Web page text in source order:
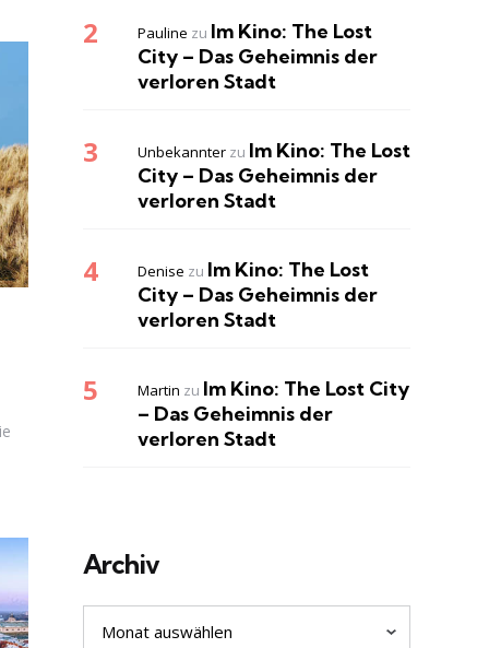
Pauline zu Im Kino: The Lost
City – Das Geheimnis der
verloren Stadt
Unbekannter zu Im Kino: The Lost
City – Das Geheimnis der
verloren Stadt
Denise zu Im Kino: The Lost
City – Das Geheimnis der
verloren Stadt
Martin zu Im Kino: The Lost City
– Das Geheimnis der
verloren Stadt
Archiv